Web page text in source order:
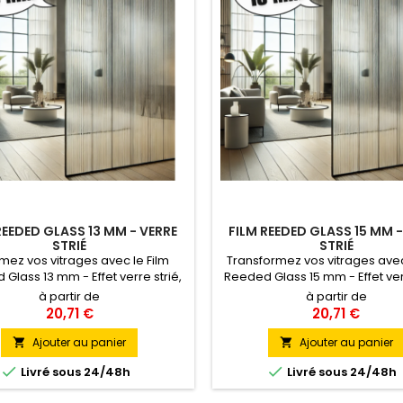
GLASS 13 MM - VERRE
STRIÉ
vos vitrages avec le Film
Glass 13 mm - Effet verre strié,
décorative élégante qui
intimité et design. Grâce à
espacées de 13 mm, ce
un effet visuel structuré et
parfait pour séparer les
tout en préservant la
luminosité naturelle.
à partir de
20,71 €
 Ajouter au panier
 Livré sous 24/48h
FILM REEDED GLASS 15 MM
STRIÉ
Transformez vos vitrages
Reeded Glass 15 mm - Effet
une solution décorative qui
et design raffiné. Avec des
espacées de 15 mm, ce film
subtil de lumière et de
pour structurer vos espaces
filtrant la visibilité.
à partir de
20,71 €
 Ajouter au panier
 Livré sous 24/48h